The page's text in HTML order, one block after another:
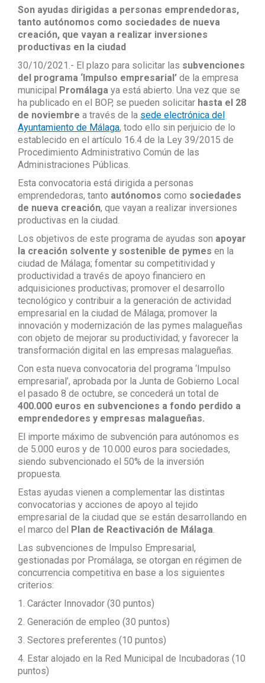
Son ayudas dirigidas a personas emprendedoras,
tanto autónomos como sociedades de nueva
creación, que vayan a realizar inversiones
productivas en la ciudad
30/10/2021.- El plazo para solicitar las subvenciones
del programa ‘Impulso empresarial’ de la empresa
municipal Promálaga ya está abierto. Una vez que se
ha publicado en el BOP, se pueden solicitar hasta el 28
de noviembre a través de la sede electrónica del
Ayuntamiento de Málaga, todo ello sin perjuicio de lo
establecido en el artículo 16.4 de la Ley 39/2015 de
Procedimiento Administrativo Común de las
Administraciones Públicas.
Esta convocatoria está dirigida a personas
emprendedoras, tanto autónomos como sociedades
de nueva creación, que vayan a realizar inversiones
productivas en la ciudad.
Los objetivos de este programa de ayudas son apoyar
la creación solvente y sostenible de pymes en la
ciudad de Málaga; fomentar su competitividad y
productividad a través de apoyo financiero en
adquisiciones productivas; promover el desarrollo
tecnológico y contribuir a la generación de actividad
empresarial en la ciudad de Málaga; promover la
innovación y modernización de las pymes malagueñas
con objeto de mejorar su productividad; y favorecer la
transformación digital en las empresas malagueñas.
Con esta nueva convocatoria del programa ‘Impulso
empresarial’, aprobada por la Junta de Gobierno Local
el pasado 8 de octubre, se concederá un total de
400.000 euros en subvenciones a fondo perdido a
emprendedores y empresas malagueñas.
El importe máximo de subvención para autónomos es
de 5.000 euros y de 10.000 euros para sociedades,
siendo subvencionado el 50% de la inversión
propuesta.
Estas ayudas vienen a complementar las distintas
convocatorias y acciones de apoyo al tejido
empresarial de la ciudad que se están desarrollando en
el marco del Plan de Reactivación de Málaga.
Las subvenciones de Impulso Empresarial,
gestionadas por Promálaga, se otorgan en régimen de
concurrencia competitiva en base a los siguientes
criterios:
1. Carácter Innovador (30 puntos)
2. Generación de empleo (30 puntos)
3. Sectores preferentes (10 puntos)
4. Estar alojado en la Red Municipal de Incubadoras (10
puntos)